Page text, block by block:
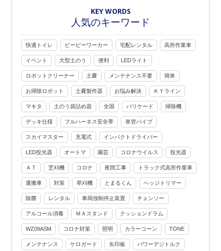
KEY WORDS
人気のキーワード
快適トイレ ビービーワーカー 宅配レンタル 高所作業車
イベント 大型土のう 便利 LEDライト
ロボットクリーナー 土嚢 メンテナンス不要 簡単
お掃除ロボット 土嚢製作器 お悩み解決 ＫＹライン
マキタ 土のう袋詰め器 全国 バリケード 掃除機
デッキ仕様 フルハーネス安全帯 単管パイプ
スカイマスター 充電式 インパクトドライバー
LED投光器 オートマ 園芸 コロナウイルス 投光器
ＡＴ 芝刈機 コロナ 夜間工事 トラック式高所作業車
運搬車 対策 草刈機 とまるくん ヘッジトリマー
除菌 レンタル 車両強制停止装置 チェンソー
アルコール消毒 ＭＡスタンド クッションドラム
WZ09ASM コロナ対策 照明 カラーコーン TONE
メンテナンス ケロガード 矢印板 パワーデジトルク